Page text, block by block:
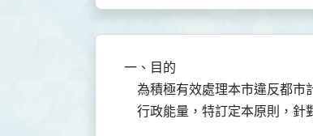
一、目的
為積極有效處理本市違反都
行政能量，特訂定本原則，